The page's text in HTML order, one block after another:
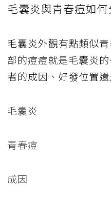
毛囊炎與青春痘如何
毛囊炎外觀有點類似
部的痘痘就是毛囊炎
者的成因、好發位置還
毛囊炎
青春痘
成因